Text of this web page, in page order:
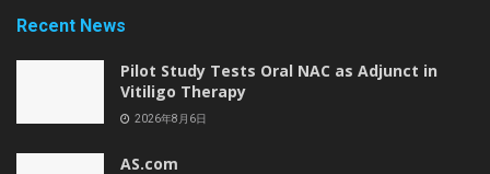
Recent News
Pilot Study Tests Oral NAC as Adjunct in
Vitiligo Therapy
2026年8月6日
AS.com